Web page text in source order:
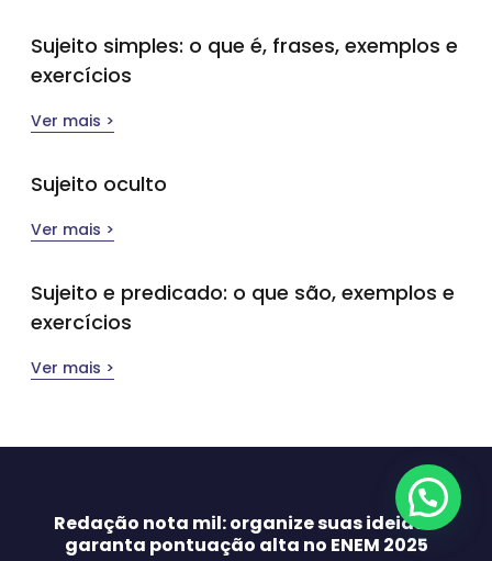
Sujeito simples​: o que é, frases, exemplos e
exercícios
Ver mais >
Sujeito oculto
Ver mais >
Sujeito e predicado: o que são, exemplos e
exercícios
Ver mais >
Redação nota mil: organize suas ideias e
garanta pontuação alta no ENEM 2025